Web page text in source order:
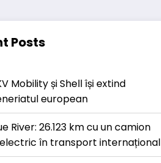
Posts
Mobility și Shell își extind
european
River: 26.123 km cu un camion
electric în transport internațional